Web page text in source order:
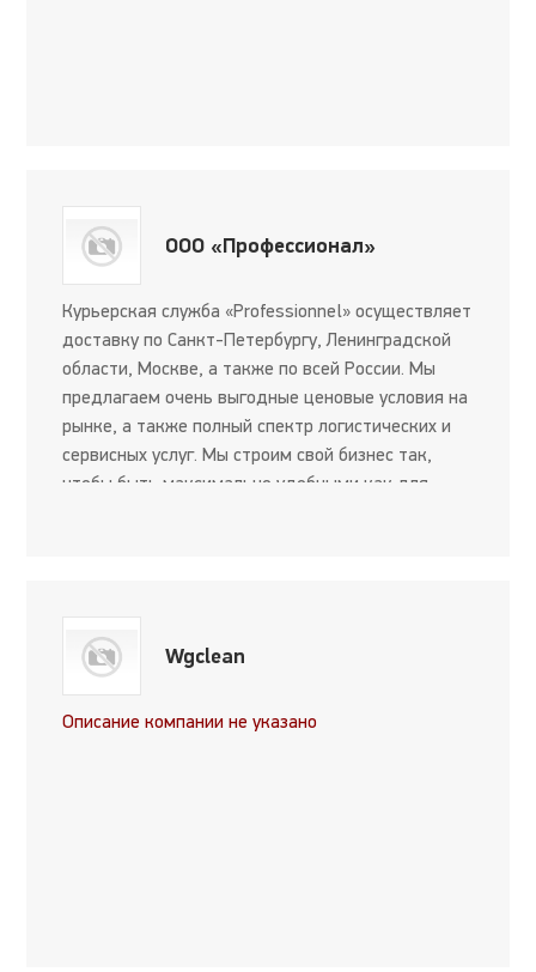
ООО «Профессионал»
Курьерская служба «Professionnel» осуществляет
доставку по Санкт-Петербургу, Ленинградской
области, Москве, а также по всей России. Мы
предлагаем очень выгодные ценовые условия на
рынке, а также полный спектр логистических и
сервисных услуг. Мы строим свой бизнес так,
чтобы быть максимально удобными как для
Wgclean
Описание компании не указано